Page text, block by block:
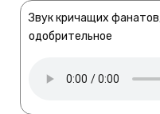
Звук кричащих
одобрительное